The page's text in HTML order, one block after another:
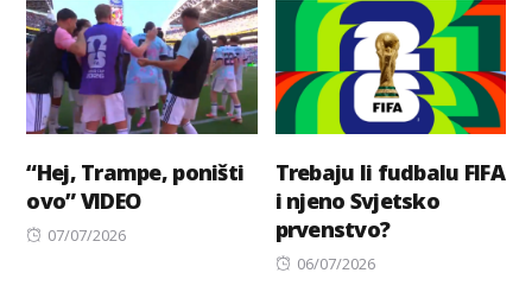
“Hej, Trampe, poništi
ovo” VIDEO
Posted
07/07/2026
Trebaju li fudbalu FIFA
i njeno Svjetsko
prvenstvo?
Posted
06/07/2026